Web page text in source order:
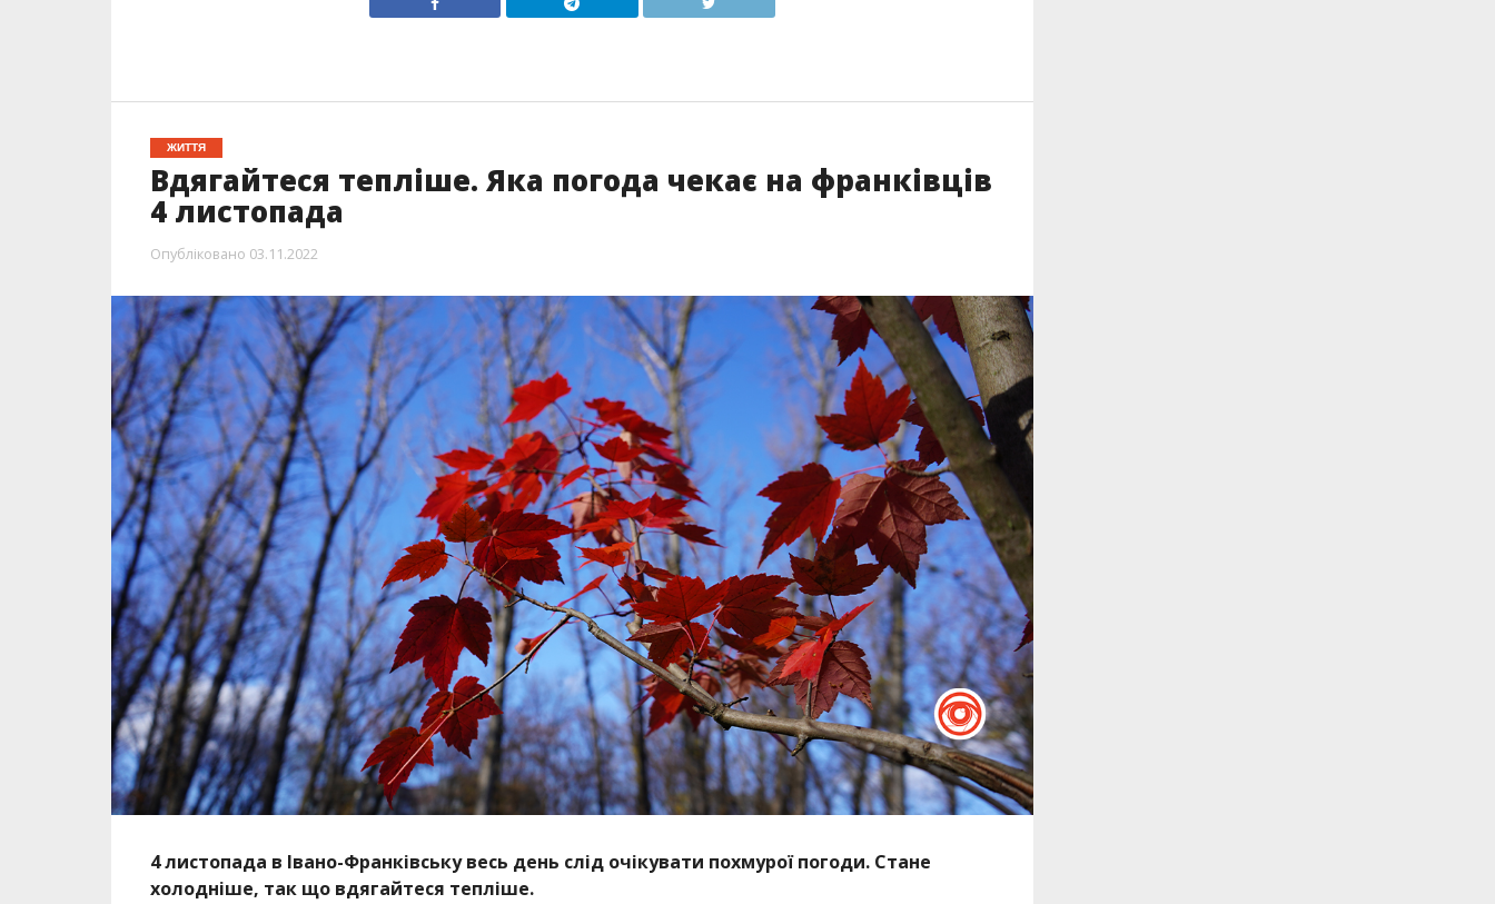
ЖИТТЯ
Вдягайтеся тепліше. Яка погода чекає на франківців
4 листопада
Опубліковано 03.11.2022
4 листопада в Івано-Франківську весь день слід очікувати похмурої погоди. Стане
холодніше, так що вдягайтеся тепліше.